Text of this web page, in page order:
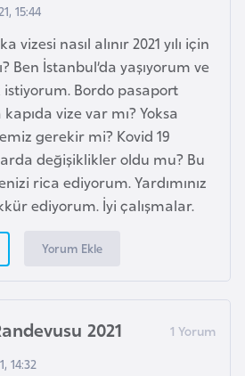
15:44
vizesi nasıl alınır 2021 yılı için
Ben İstanbul’da yaşıyorum ve
istiyorum. Bordo pasaport
vize var mı? Yoksa
gerekir mi? Kovid 19
değişiklikler oldu mu? Bu
rica ediyorum. Yardımınız
ediyorum. İyi çalışmalar.
Yorum Ekle
2021
14:32